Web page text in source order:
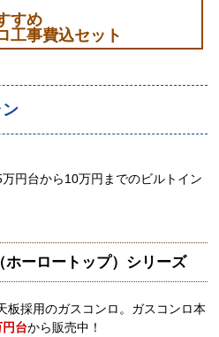
すめ
工事費込セット
円台から10万円までのビルトイン
ーロートップ）シリーズ
板採用のガスコンロ。ガスコンロ本
円台から販売中！